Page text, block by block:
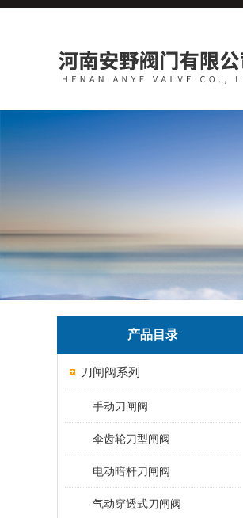
产品目录
刀闸阀系列
手动刀闸阀
伞齿轮刀型闸阀
电动暗杆刀闸阀
气动穿透式刀闸阀